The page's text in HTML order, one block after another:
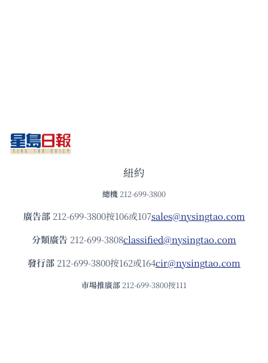
紐約
總機 212-699-3800
廣告部212-699-3800按106或107sales@nysingtao.com
分類廣告 212-699-3808classified@nysingtao.com
發⾏部 212-699-3800按162或164cir@nysingtao.com
市場推廣部 212-699-3800按111